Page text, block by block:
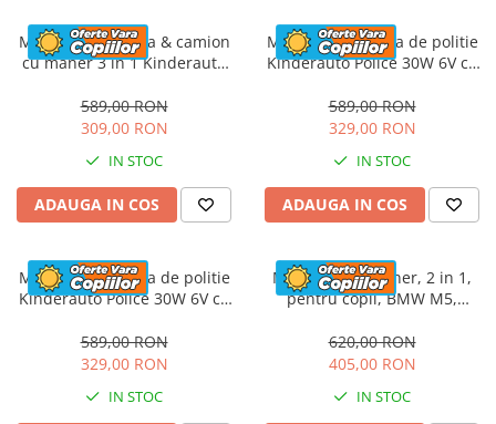
Masinuta electrica & camion
cu maner 3 in 1 Kinderauto
tapitat, music player
589,00 RON
309,00 RON
IN STOC
ADAUGA IN COS
Masinuta electrica de politie
Kinderauto Police 30W 6V cu
bluetooth, culoare Alb
589,00 RON
329,00 RON
IN STOC
ADAUGA IN COS
Masinuta electrica de politie
Kinderauto Police 30W 6V cu
bluetooth, culoare Rosu
589,00 RON
329,00 RON
IN STOC
Masinuta cu maner, 2 in 1,
pentru copii, BMW M5,
620,00 RON
405,00 RON
IN STOC